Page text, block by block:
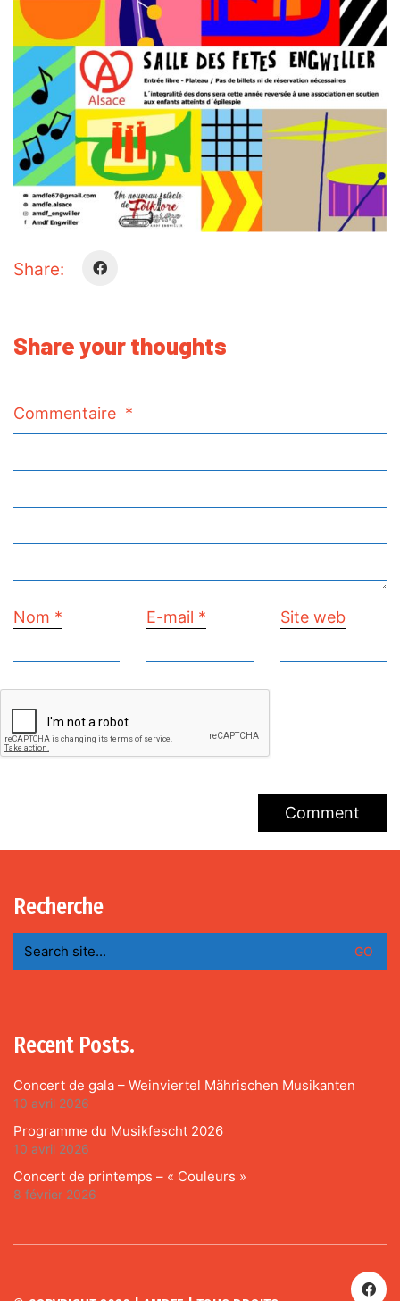
Share:
Share your thoughts
Commentaire *
Nom * E-mail * Site web
Recherche
for:
Recent Posts.
Concert de gala – Weinviertel Mährischen Musikanten
10 avril 2026
Programme du Musikfescht 2026
10 avril 2026
Concert de printemps – « Couleurs »
8 février 2026